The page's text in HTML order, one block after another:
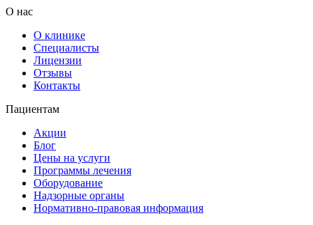
О нас
О клинике
Специалисты
Лицензии
Отзывы
Контакты
Пациентам
Акции
Блог
Цены на услуги
Программы лечения
Оборудование
Надзорные органы
Нормативно-правовая информация